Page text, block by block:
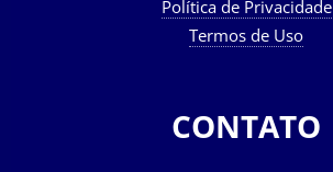
Política de Privacidade
Termos de Uso
CONTATO